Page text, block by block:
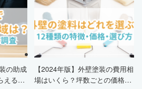
の助成
える？
【2024年版】外壁塗装の費用相
場はいくら？坪数ごとの価格も